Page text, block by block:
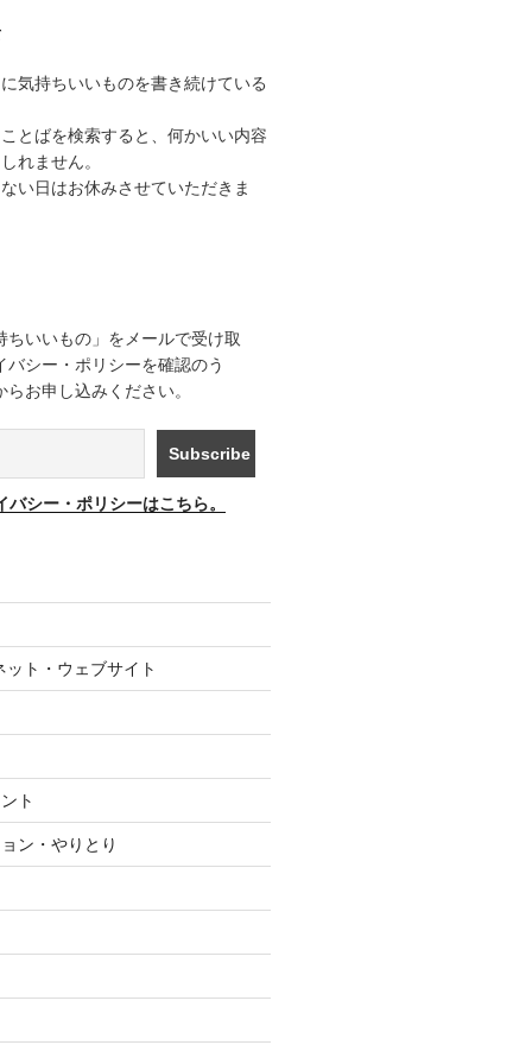
気持ちいいものを書き続けている
とばを検索すると、何かいい内容
れません。
い日はお休みさせていただきま
いいもの」をメールで受け取
バシー・ポリシーを確認のう
お申し込みください。
バシー・ポリシーはこちら。
ト・ウェブサイト
ト
ン・やりとり